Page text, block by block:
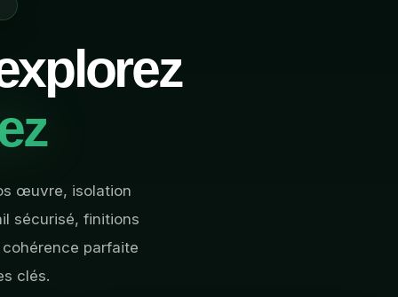
œuvre, isolation
sécurisé, finitions
parfaite
clés.